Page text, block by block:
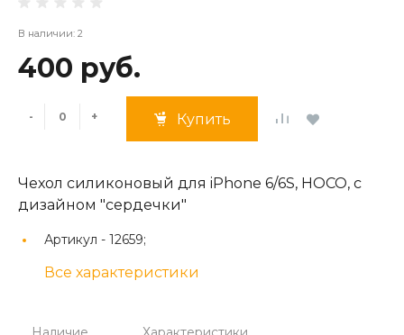
В наличии: 2
400 руб.
- + Купить
Чехол силиконовый для iPhone 6/6S, HOCO, с
дизайном "сердечки"
Артикул - 12659;
Все характеристики